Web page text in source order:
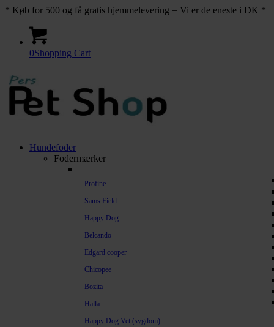
* Køb for 500 og få gratis hjemmelevering = Vi er de eneste i DK *
0Shopping Cart
Hundefoder
Fodermærker
Profine
Sams Field
Happy Dog
Belcando
Edgard cooper
Chicopee
Bozita
Halla
Happy Dog Vet (sygdom)